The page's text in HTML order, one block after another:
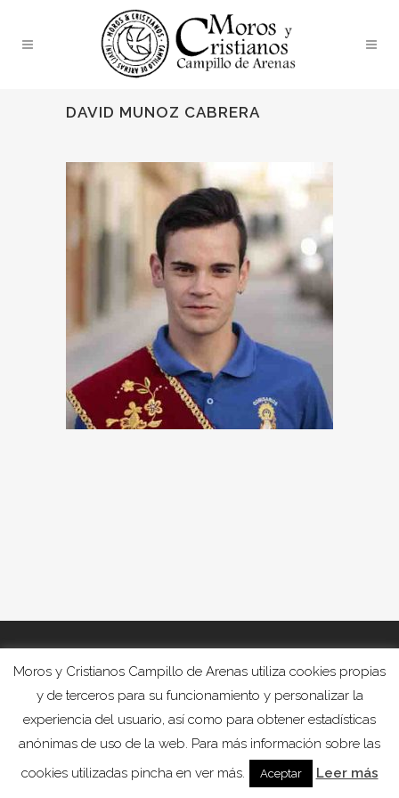
DAVID MUNOZ CABRERA
Moros y Cristianos Campillo de Arenas utiliza cookies propias
y de terceros para su funcionamiento y personalizar la
experiencia del usuario, así como para obtener estadísticas
anónimas de uso de la web. Para más información sobre las
cookies utilizadas pincha en ver más.
Aceptar Leer más